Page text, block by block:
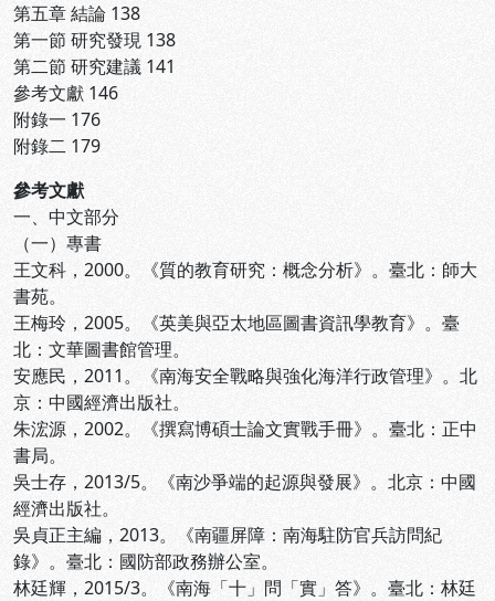
第五章 結論 138
第一節 研究發現 138
第二節 研究建議 141
參考文獻 146
附錄一 176
附錄二 179
參考文獻
一、中文部分
（一）專書
王文科，2000。《質的教育研究：概念分析》。臺北：師大
書苑。
王梅玲，2005。《英美與亞太地區圖書資訊學教育》。臺
北：文華圖書館管理。
安應民，2011。《南海安全戰略與強化海洋行政管理》。北
京：中國經濟出版社。
朱浤源，2002。《撰寫博碩士論文實戰手冊》。臺北：正中
書局。
吳士存，2013/5。《南沙爭端的起源與發展》。北京：中國
經濟出版社。
吳貞正主編，2013。《南疆屏障：南海駐防官兵訪問紀
錄》。臺北：國防部政務辦公室。
林廷輝，2015/3。《南海「十」問「實」答》。臺北：林廷